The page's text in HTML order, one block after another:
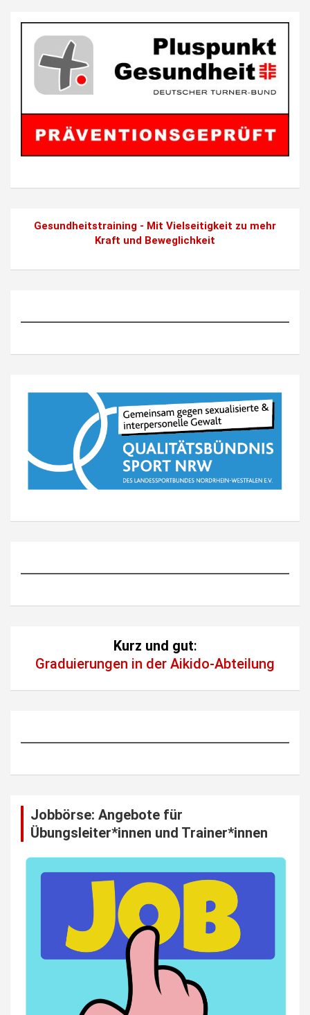
Gesundheitstraining - Mit Vielseitigkeit zu mehr
Kraft und Beweglichkeit
Kurz und gut:
Graduierungen in der Aikido-Abteilung
Jobbörse: Angebote für
Übungsleiter*innen und Trainer*innen